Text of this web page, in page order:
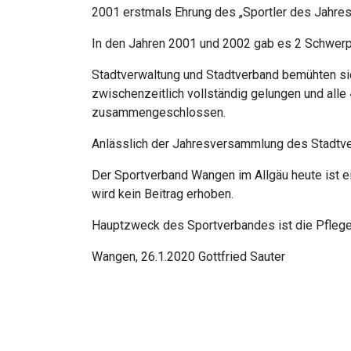
2001 erstmals Ehrung des „Sportler des
In den Jahren 2001 und 2002 gab es 2
Stadtverwaltung und Stadtverband bemühten
zwischenzeitlich vollständig gelungen und
zusammengeschlossen.
Anlässlich der Jahresversammlung des
Der Sportverband Wangen im Allgäu heute ist
wird kein Beitrag erhoben.
Hauptzweck des Sportverbandes ist die
Wangen, 26.1.2020 Gottfried Sauter